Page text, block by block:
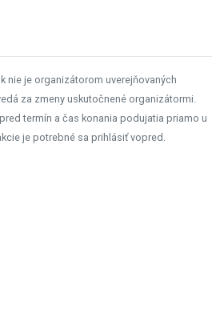
nie je organizátorom uverejňovaných
za zmeny uskutočnené organizátormi.
termín a čas konania podujatia priamo u
je potrebné sa prihlásiť vopred.